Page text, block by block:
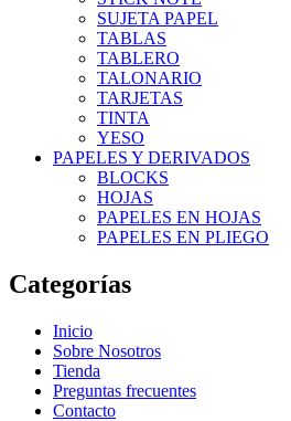
SUJETA PAPEL
TABLAS
TABLERO
TALONARIO
TARJETAS
TINTA
YESO
PAPELES Y DERIVADOS
BLOCKS
HOJAS
PAPELES EN HOJAS
PAPELES EN PLIEGO
Categorías
Inicio
Sobre Nosotros
Tienda
Preguntas frecuentes
Contacto